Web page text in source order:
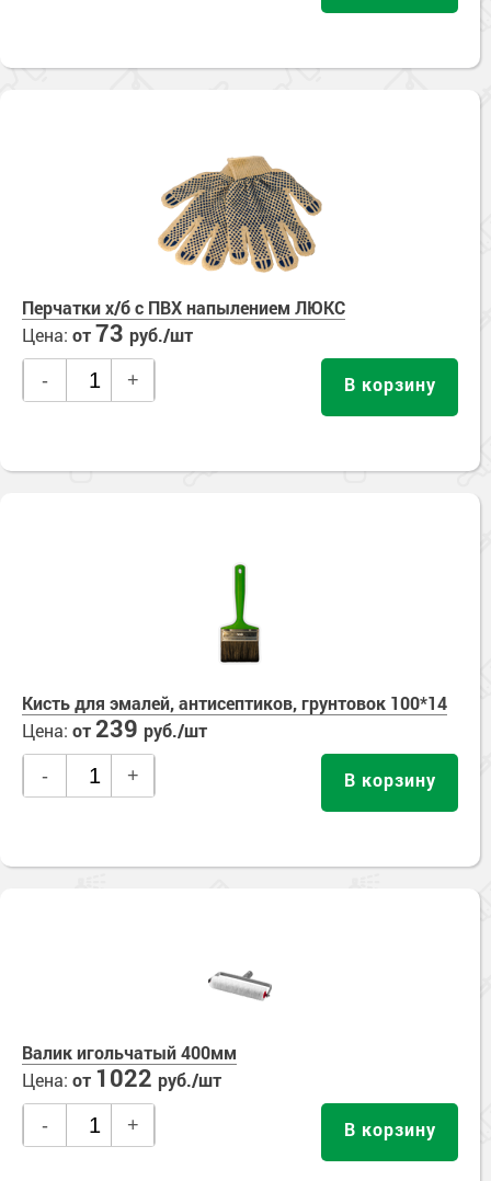
Перчатки х/б с ПВХ напылением ЛЮКС
Цена: от73 руб./шт
- + В корзину
Кисть для эмалей, антисептиков, грунтовок 100*14
Цена: от239 руб./шт
- + В корзину
Валик игольчатый 400мм
Цена: от 1022 руб./шт
- + В корзину